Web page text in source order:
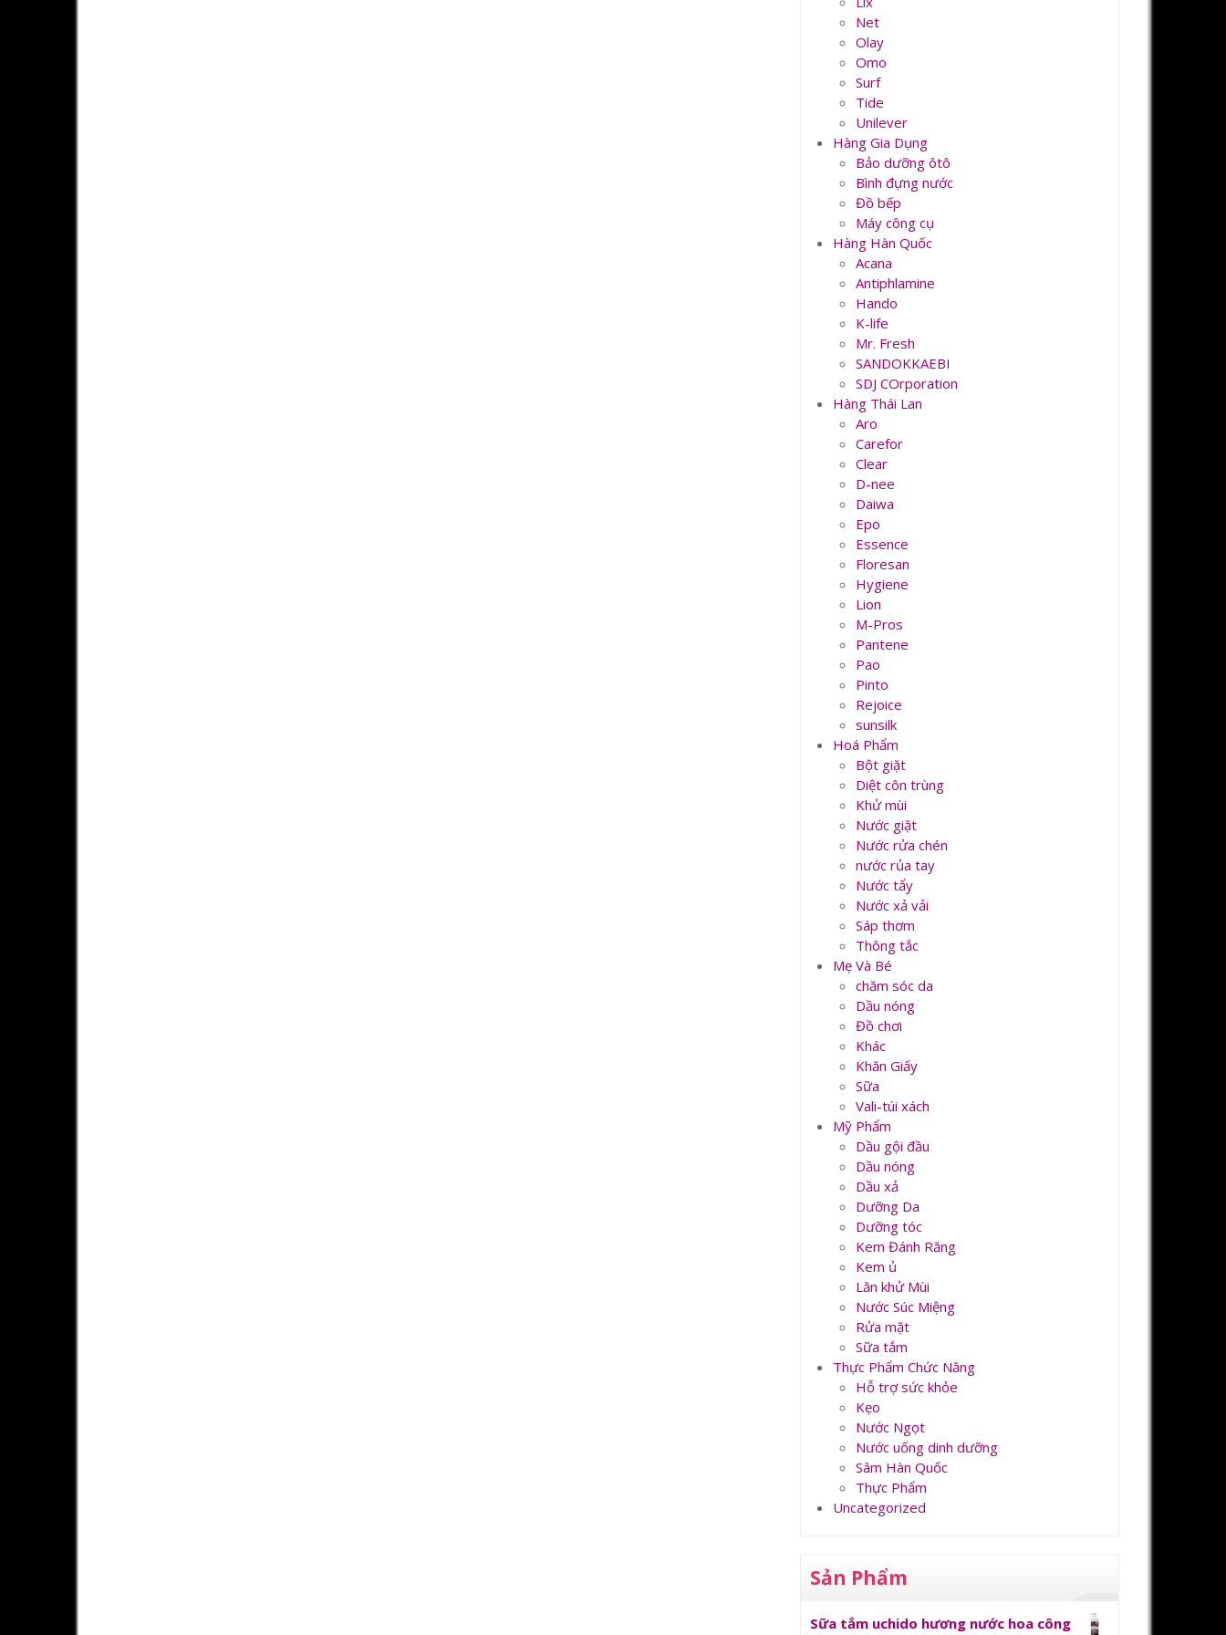
Net
Olay
Omo
Surf
Tide
Unilever
Hàng Gia Dụng
Bảo dưỡng ôtô
Bình đựng nước
Đồ bếp
Máy công cụ
Hàng Hàn Quốc
Acana
Antiphlamine
Hando
K-life
Mr. Fresh
SANDOKKAEBI
SDJ COrporation
Hàng Thái Lan
Aro
Carefor
Clear
D-nee
Daiwa
Epo
Essence
Floresan
Hygiene
Lion
M-Pros
Pantene
Pao
Pinto
Rejoice
sunsilk
Hoá Phẩm
Bột giặt
Diệt côn trùng
Khử mùi
Nước giặt
Nước rửa chén
nước rủa tay
Nước tẩy
Nước xả vải
Sáp thơm
Thông tắc
Mẹ Và Bé
chăm sóc da
Dầu nóng
Đồ chơi
Khác
Khăn Giấy
Sữa
Vali-túi xách
Mỹ Phẩm
Dầu gội đầu
Dầu nóng
Dầu xả
Dưỡng Da
Dưỡng tóc
Kem Đánh Răng
Kem ủ
Lăn khử Mùi
Nước Súc Miệng
Rửa mặt
Sữa tắm
Thực Phẩm Chức Năng
Hỗ trợ sức khỏe
Kẹo
Nước Ngọt
Nước uống dinh dưỡng
Sâm Hàn Quốc
Thực Phẩm
Uncategorized
Sản Phẩm
Sữa tắm uchido hương nước hoa công